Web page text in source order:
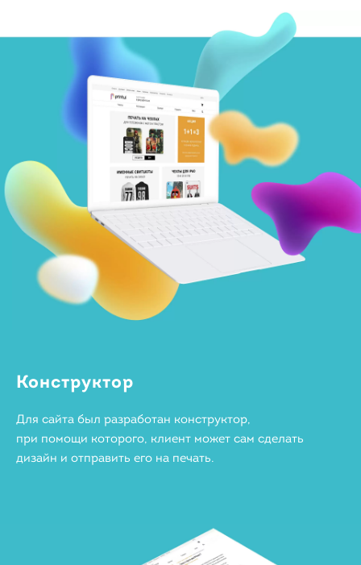
Конструктор
Для сайта был разработан конструктор,
при помощи которого, клиент может сам сделать
дизайн и отправить его на печать.